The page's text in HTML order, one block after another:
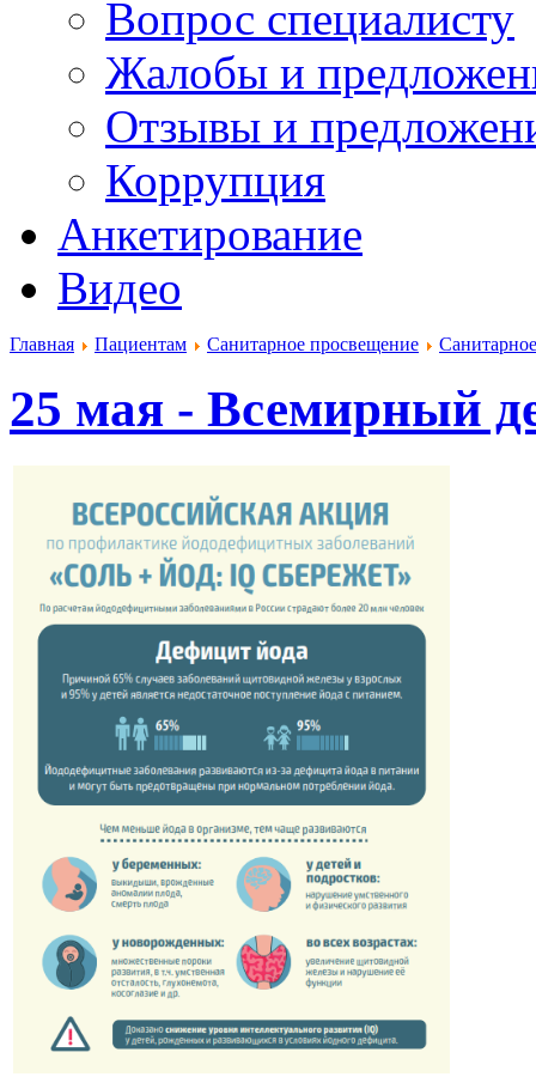
Вопрос специалисту
Жалобы и
Отзывы и
Коррупция
Анкетирование
Видео
Главная Пациентам Санитарное просвещение
25 мая - Всемирный